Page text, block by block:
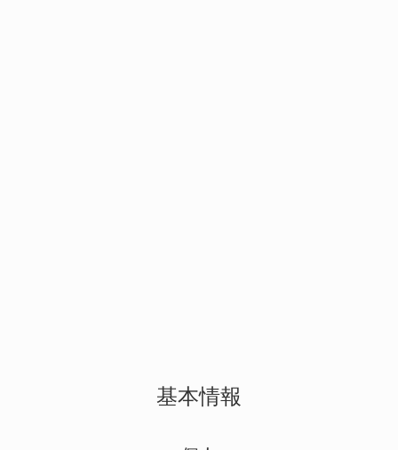
基本情報